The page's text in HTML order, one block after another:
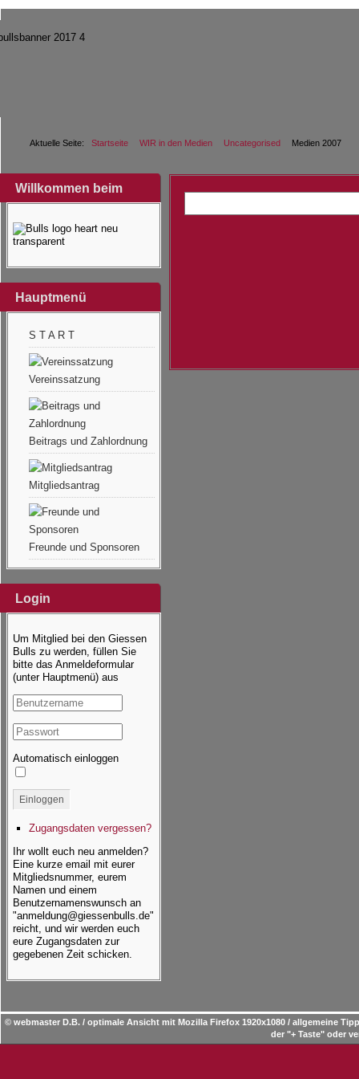
Aktuelle Seite: Startseite WIR in den Medien Uncategorised Medien 2007
Willkommen beim
Hauptmenü
S T A R T
Vereinssatzung
Beitrags und Zahlordnung
Mitgliedsantrag
Freunde und Sponsoren
Login
Um Mitglied bei den Giessen
Bulls zu werden, füllen Sie
bitte das Anmeldeformular
(unter Hauptmenü) aus
Automatisch einloggen
Einloggen
Zugangsdaten vergessen?
Ihr wollt euch neu anmelden?
Eine kurze email mit eurer
Mitgliedsnummer, eurem
Namen und einem
Benutzernamenswunsch an
"anmeldung@giessenbulls.de"
reicht, und wir werden euch
eure Zugangsdaten zur
gegebenen Zeit schicken.
© webmaster D.B. / optimale Ansicht mit Mozilla Firefox 1920x1080 / allgemeine
der "+ Taste" oder